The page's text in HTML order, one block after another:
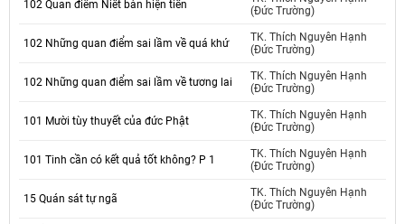
102 Quan điểm Niết bàn hiện tiền
(Đức Trường)
102 Những quan điểm sai lầm về quá khứ
TK. Thích Nguyên Hạnh
(Đức Trường)
102 Những quan điểm sai lầm về tương lai
TK. Thích Nguyên Hạnh
(Đức Trường)
101 Mười tùy thuyết của đức Phật
TK. Thích Nguyên Hạnh
(Đức Trường)
101 Tinh cần có kết quả tốt không? P 1
TK. Thích Nguyên Hạnh
(Đức Trường)
15 Quán sát tự ngã
TK. Thích Nguyên Hạnh
(Đức Trường)